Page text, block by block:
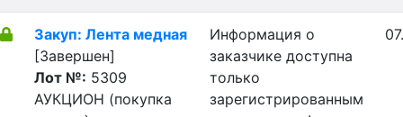
Закуп: Лента медная
[Завершен]
Лот №: 5309
АУКЦИОН (покупка
Информация о
заказчике доступна
только
зарегистрированным